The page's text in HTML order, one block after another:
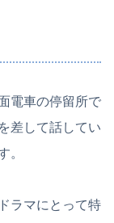
電車の停留所で
差して話してい
。
ラマにとって特